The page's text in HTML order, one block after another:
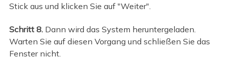
Stick aus und klicken Sie auf "Weiter".
Schritt 8.Dann wird das System heruntergeladen.
Warten Sie auf diesen Vorgang und schließen Sie das
Fenster nicht.